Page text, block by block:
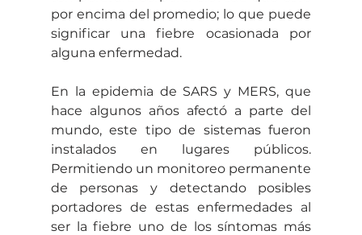
por encima del promedio; lo que puede
significar una fiebre ocasionada por
alguna enfermedad.
En la epidemia de SARS y MERS, que
hace algunos años afectó a parte del
mundo, este tipo de sistemas fueron
instalados en lugares públicos.
Permitiendo un monitoreo permanente
de personas y detectando posibles
portadores de estas enfermedades al
ser la fiebre uno de los síntomas más